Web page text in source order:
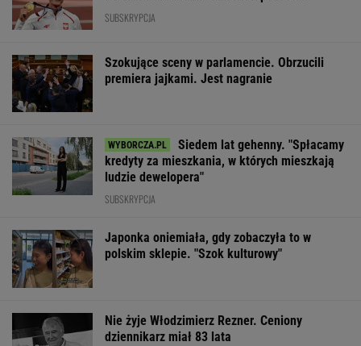
SUBSKRYPCJA
Szokujące sceny w parlamencie. Obrzucili
premiera jajkami. Jest nagranie
Siedem lat gehenny. "Spłacamy
kredyty za mieszkania, w których mieszkają
ludzie dewelopera"
SUBSKRYPCJA
Japonka oniemiała, gdy zobaczyła to w
polskim sklepie. "Szok kulturowy"
Nie żyje Włodzimierz Rezner. Ceniony
dziennikarz miał 83 lata